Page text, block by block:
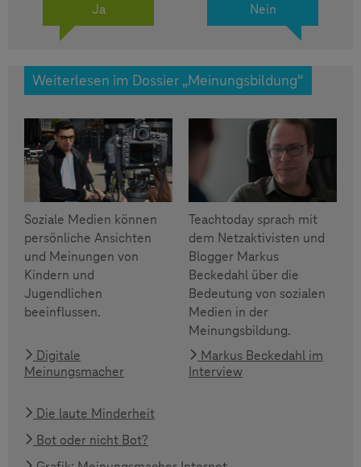
Ja
Nein
Weiterlesen im Dossier „Meinungsbildung“
Soziale Medien können
persönliche Ansichten
und Meinungen von
Kindern und
Jugendlichen
beeinflussen.
Digitale
Meinungsmacher
Teachtoday sprach mit
dem Netzaktivisten und
Blogger Markus
Beckedahl über die
Bedeutung von sozialen
Medien in der
Meinungsbildung.
Markus Beckedahl im
Interview
Die laute Minderheit
Bot oder nicht Bot?